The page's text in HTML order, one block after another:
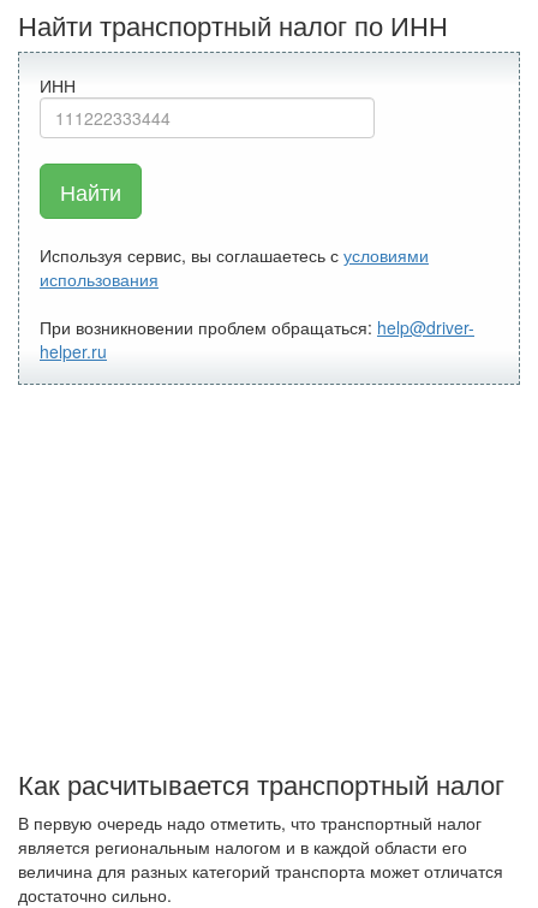
Найти транспортный налог по ИНН
ИНН
Найти
Используя сервис, вы соглашаетесь с условиями
использования
При возникновении проблем обращаться: help@driver-
helper.ru
Как расчитывается транспортный налог
В первую очередь надо отметить, что транспортный налог
является региональным налогом и в каждой области его
величина для разных категорий транспорта может отличатся
достаточно сильно.